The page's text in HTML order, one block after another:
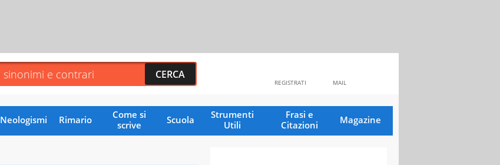
MAIL
REGISTRATI
Neologismi Rimario
Come si
scrive
Scuola
Strumenti
Utili
Frasi e
Citazioni
Magazine